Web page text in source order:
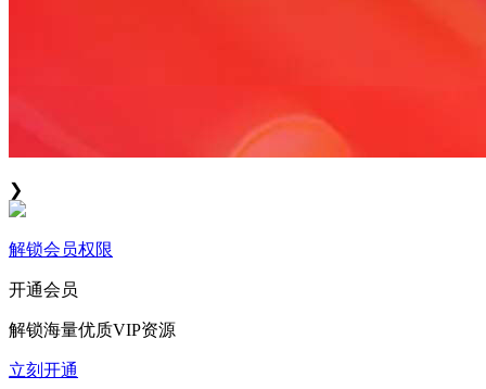
❯
解锁会员权限
开通会员
解锁海量优质VIP资源
立刻开通